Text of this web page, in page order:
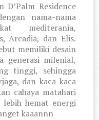
Residence
nama-nama
mediterania,
Arcadia, dan Elis.
memiliki desain
generasi milenial,
tinggi, sehingga
dan kaca-kaca
cahaya matahari
lebih hemat energi
kaaannn